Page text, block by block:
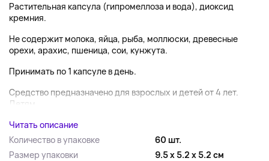
Растительная капсула (гипромеллоза и вода), диоксид
кремния.
Не содержит молока, яйца, рыба, моллюски, древесные
орехи, арахис, пшеница, сои, кунжута.
Принимать по 1 капсуле в день.
Средство предназначено для взрослых и детей от 4 лет.
Детям...
Читать описание
Количество в упаковке
60 шт.
Размер упаковки
9.5 x 5.2 x 5.2 см